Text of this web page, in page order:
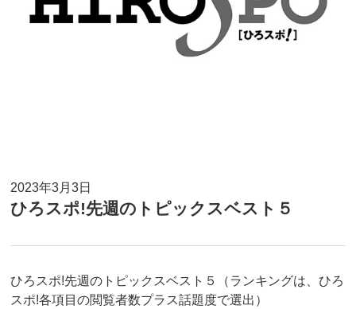
2023年3月3日
ひろスポ!先週のトピックスベスト５
ひろスポ!先週のトピックスベスト５（ランキングは、ひろ
スポ!各項目の閲覧者数プラス話題度で選出）